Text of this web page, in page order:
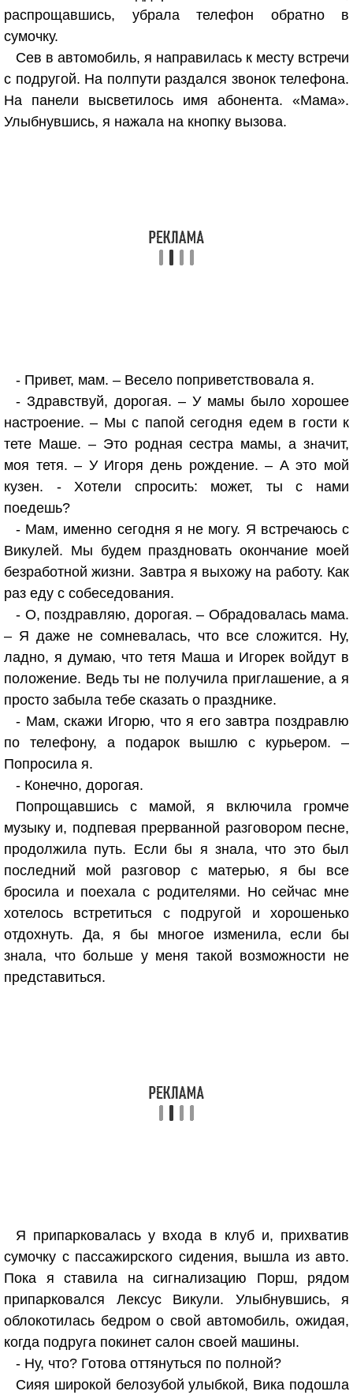
распрощавшись, убрала телефон обратно в
сумочку.
Сев в автомобиль, я направилась к месту встречи
с подругой. На полпути раздался звонок телефона.
На панели высветилось имя абонента. «Мама».
Улыбнувшись, я нажала на кнопку вызова.
- Привет, мам. – Весело поприветствовала я.
- Здравствуй, дорогая. – У мамы было хорошее
настроение. – Мы с папой сегодня едем в гости к
тете Маше. – Это родная сестра мамы, а значит,
моя тетя. – У Игоря день рождение. – А это мой
кузен. - Хотели спросить: может, ты с нами
поедешь?
- Мам, именно сегодня я не могу. Я встречаюсь с
Викулей. Мы будем праздновать окончание моей
безработной жизни. Завтра я выхожу на работу. Как
раз еду с собеседования.
- О, поздравляю, дорогая. – Обрадовалась мама.
– Я даже не сомневалась, что все сложится. Ну,
ладно, я думаю, что тетя Маша и Игорек войдут в
положение. Ведь ты не получила приглашение, а я
просто забыла тебе сказать о празднике.
- Мам, скажи Игорю, что я его завтра поздравлю
по телефону, а подарок вышлю с курьером. –
Попросила я.
- Конечно, дорогая.
Попрощавшись с мамой, я включила громче
музыку и, подпевая прерванной разговором песне,
продолжила путь. Если бы я знала, что это был
последний мой разговор с матерью, я бы все
бросила и поехала с родителями. Но сейчас мне
хотелось встретиться с подругой и хорошенько
отдохнуть. Да, я бы многое изменила, если бы
знала, что больше у меня такой возможности не
представиться.
Я припарковалась у входа в клуб и, прихватив
сумочку с пассажирского сидения, вышла из авто.
Пока я ставила на сигнализацию Порш, рядом
припарковался Лексус Викули. Улыбнувшись, я
облокотилась бедром о свой автомобиль, ожидая,
когда подруга покинет салон своей машины.
- Ну, что? Готова оттянуться по полной?
Сияя широкой белозубой улыбкой, Вика подошла